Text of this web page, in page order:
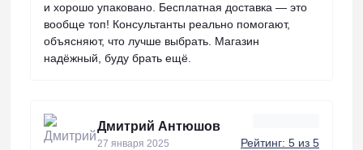
и хорошо упаковано. Бесплатная доставка — это
вообще топ! Консультанты реально помогают,
объясняют, что лучше выбрать. Магазин
надёжный, буду брать ещё.
Дмитрий Антюшов
27 января 2025 Рейтинг: 5 из 5